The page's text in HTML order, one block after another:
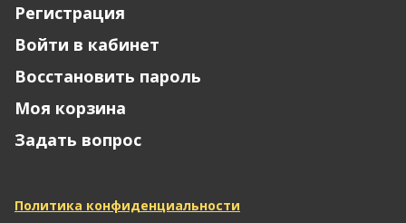
Регистрация
Войти в кабинет
Восстановить пароль
Моя корзина
Задать вопрос
Политика конфиденциальности